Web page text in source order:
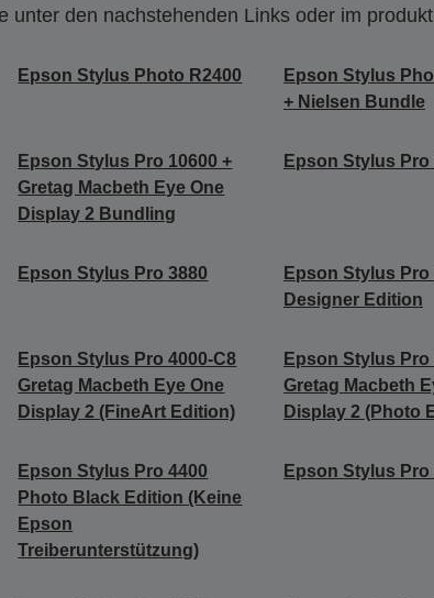
unter den nachstehenden Links oder im
Epson Stylus Photo R2400
Epson Stylus
+ Nielsen Bundle
Epson Stylus Pro 10600 +
Gretag Macbeth Eye One
Display 2 Bundling
Epson Stylus Pro
Epson Stylus Pro 3880
Epson Stylus Pro
Designer Edition
Epson Stylus Pro 4000-C8
Gretag Macbeth Eye One
Display 2 (FineArt Edition)
Epson Stylus Pro
Gretag Macbeth
Display 2 (Photo
Epson Stylus Pro 4400
Photo Black Edition (Keine
Epson
Treiberunterstützung)
Epson Stylus Pro